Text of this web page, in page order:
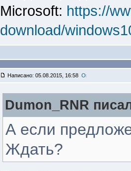
Microsoft: https://
download/
Написано: 05.08.2015, 16:58
Dumon_RNR
А если
Ждать?